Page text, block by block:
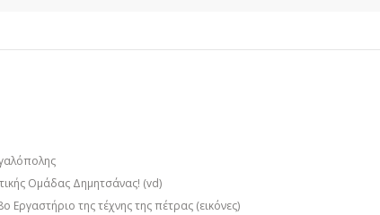
Ομάδας Δημητσάνας! (vd)
της τέχνης της πέτρας (εικόνες)